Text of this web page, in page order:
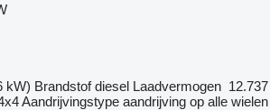
kW) Brandstof diesel Laadvermogen 12.737
Aandrijvingstype aandrijving op alle wielen